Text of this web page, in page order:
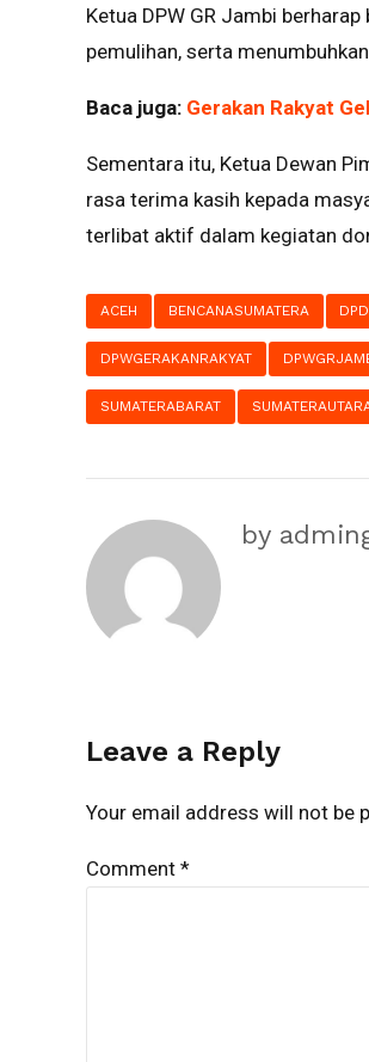
Ketua DPW GR Jambi
pemulihan, serta
Baca juga: Gerakan Rakyat
Sementara itu, Ketua Dewan
rasa terima kasih kepada
terlibat aktif dalam kegiatan
ACEH BENCANASUMATERA
DPWGERAKANRAKYAT
SUMATERABARAT
by
Leave a Reply
Your email address will not be
Comment *